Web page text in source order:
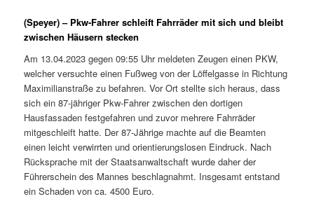
(Speyer) – Pkw-Fahrer schleift Fahrräder mit sich und bleibt
zwischen Häusern stecken
Am 13.04.2023 gegen 09:55 Uhr meldeten Zeugen einen PKW,
welcher versuchte einen Fußweg von der Löffelgasse in Richtung
Maximilianstraße zu befahren. Vor Ort stellte sich heraus, dass
sich ein 87-jähriger Pkw-Fahrer zwischen den dortigen
Hausfassaden festgefahren und zuvor mehrere Fahrräder
mitgeschleift hatte. Der 87-Jährige machte auf die Beamten
einen leicht verwirrten und orientierungslosen Eindruck. Nach
Rücksprache mit der Staatsanwaltschaft wurde daher der
Führerschein des Mannes beschlagnahmt. Insgesamt entstand
ein Schaden von ca. 4500 Euro.